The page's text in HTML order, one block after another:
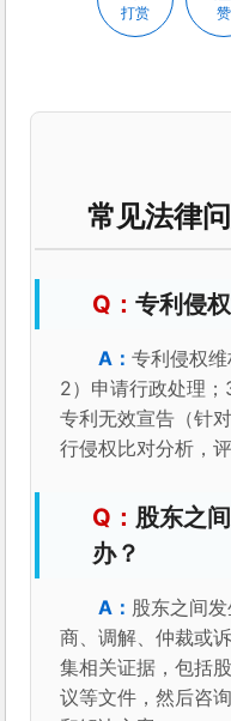
打赏 赞
常见法律
专利侵
专利侵权维
2）申请行政处理
专利无效宣告（针
行侵权比对分析，
股东之
办？
股东之间
商、调解、仲裁或
集相关证据，包括
议等文件，然后咨